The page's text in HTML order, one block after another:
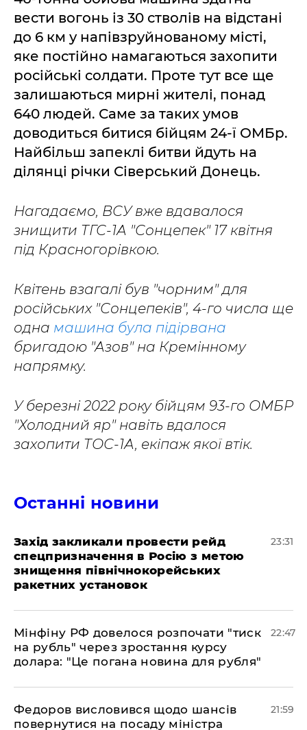
вести вогонь із 30 стволів на відстані
до 6 км у напівзруйнованому місті,
яке постійно намагаються захопити
російські солдати. Проте тут все ще
залишаються мирні жителі, понад
640 людей. Саме за таких умов
доводиться битися бійцям 24-ї ОМБр.
Найбільш запеклі битви йдуть на
ділянці річки Сіверський Донець.
Нагадаємо, ВСУ вже вдавалося
знищити ТГС-1А "Сонцепек" 17 квітня
під Красногорівкою.
Квітень взагалі був "чорним" для
російських "Сонцепеків", 4-го числа ще
одна машина була підірвана
бригадою "Азов" на Кремінному
напрямку.
У березні 2022 року бійцям 93-го ОМБР
"Холодний яр" навіть вдалося
захопити ТОС-1А, екіпаж якої втік.
Останні новини
​Захід закликали провести рейд
спецпризначення в Росію з метою
знищення північнокорейських
ракетних установок
23:31
​Мінфіну РФ довелося розпочати "тиск
на рубль" через зростання курсу
долара: "Це погана новина для рубля"
22:47
​Федоров висловився щодо шансів
повернутися на посаду міністра
21:59